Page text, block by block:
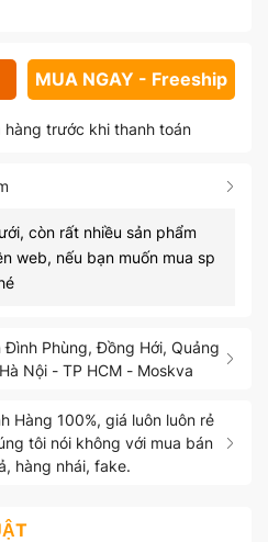
MUA NGAY - Freeship
hàng trước khi thanh toán
còn rất nhiều sản phẩm
web, nếu bạn muốn mua sp
Đình Phùng, Đồng Hới, Quảng
Nội - TP HCM - Moskva
Hàng 100%, giá luôn luôn rẻ
tôi nói không với mua bán
hàng nhái, fake.